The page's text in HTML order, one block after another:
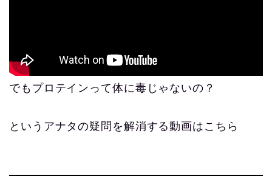
でもプロテインって体に毒じゃないの？
というアナタの疑問を解消する動画はこちら